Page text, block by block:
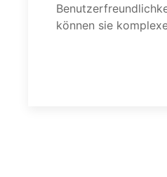
können sie